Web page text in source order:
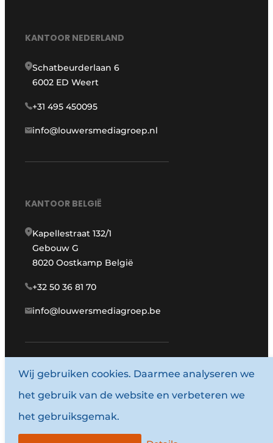
KANTOOR NEDERLAND
Schatbeurderlaan 6
6002 ED Weert
+31 495 450095
info@louwersmediagroep.nl
KANTOOR BELGIË
Kapellestraat 132/1
Gebouw G
8020 Oostkamp België
+32 50 36 81 70
info@louwersmediagroep.be
www.louwersmediagroep.com
© 1987 - 2026 Louwersmediagroep.
Algemene voorwaarden
Wij gebruiken cookies. Daarmee analyseren we
het gebruik van de website en verbeteren we
het gebruiksgemak.